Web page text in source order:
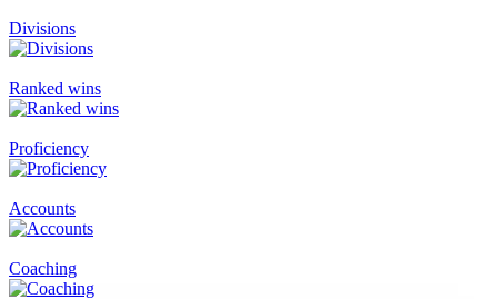
Divisions
Ranked wins
Proficiency
Accounts
Coaching